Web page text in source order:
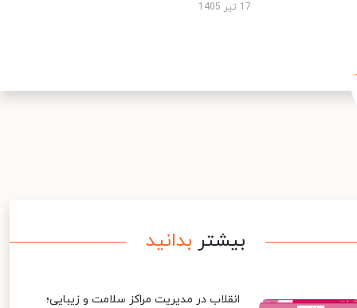
17 تیر 1405
بیشتر بدانید
انقلاب در مدیریت مراکز سلامت و زیبایی؛